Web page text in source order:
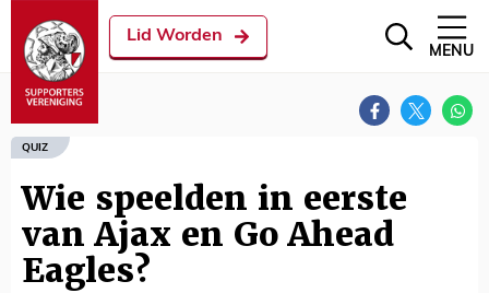
Lid Worden
MENU
QUIZ
Wie speelden in eerste
van Ajax en Go Ahead
Eagles?